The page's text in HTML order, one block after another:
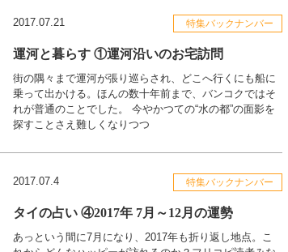
2017.07.21 特集バックナンバー
運河と暮らす ①運河沿いのお宅訪問
街の隅々まで運河が張り巡らされ、どこへ行くにも船に
乗って出かける。ほんの数十年前まで、バンコクではそ
れが普通のことでした。 今やかつての“水の都”の面影を
探すことさえ難しくなりつつ
2017.07.4 特集バックナンバー
タイの占い ④2017年 7月～12月の運勢
あっという間に7月になり、2017年も折り返し地点。こ